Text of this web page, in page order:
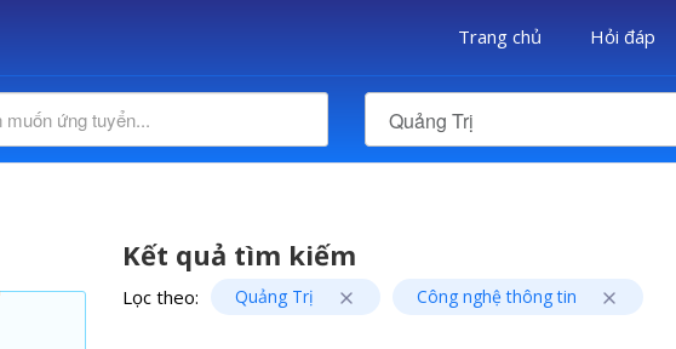
Trang chủ Hỏi đáp
Quảng Trị
Kết quả tìm kiếm
Lọc theo: Quảng Trị Công nghệ thông tin